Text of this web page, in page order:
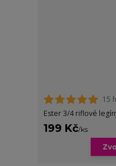
15
Ester 3/4 riflové
199 Kč/ks